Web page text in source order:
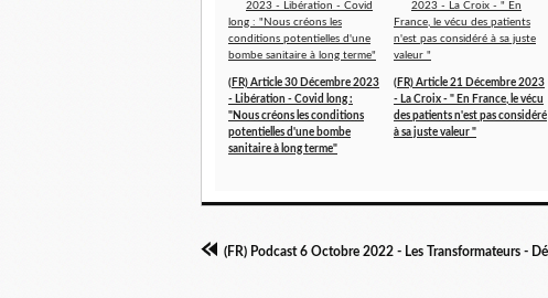
(FR) Article 30 Décembre 2023
- Libération - Covid long :
"Nous créons les conditions
potentielles d'une bombe
sanitaire à long terme"
(FR) Article 21 Décembre 2023
- La Croix - " En France, le vécu
des patients n'est pas considéré
à sa juste valeur "